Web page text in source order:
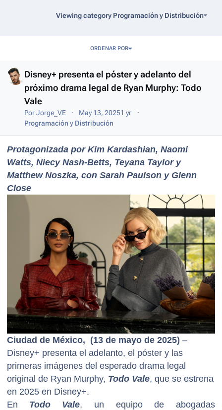
Viewing category Programación y Distribución
ORDENAR POR
Disney+ presenta el póster y adelanto del
próximo drama legal de Ryan Murphy: Todo
Vale
PorJorge_VE May 13, 20251 yr
Programación y Distribución
Protagonizada por Kim Kardashian, Naomi
Watts, Niecy Nash-Betts, Teyana Taylor y
Matthew Noszka, con Sarah Paulson y Glenn
Close
Ciudad de México, (13 de mayo de 2025) –
Disney+ presenta el adelanto, el póster y las
primeras imágenes del esperado drama legal
original de Ryan Murphy, Todo Vale, que se estrena
en 2025 en Disney+.
En Todo Vale, un equipo de abogadas